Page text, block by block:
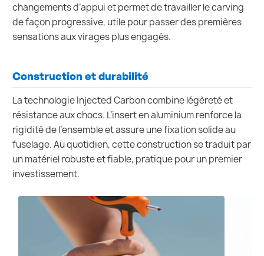
changements d’appui et permet de travailler le carving
de façon progressive, utile pour passer des premières
sensations aux virages plus engagés.
Construction et durabilité
La technologie Injected Carbon combine légèreté et
résistance aux chocs. L’insert en aluminium renforce la
rigidité de l’ensemble et assure une fixation solide au
fuselage. Au quotidien, cette construction se traduit par
un matériel robuste et fiable, pratique pour un premier
investissement.